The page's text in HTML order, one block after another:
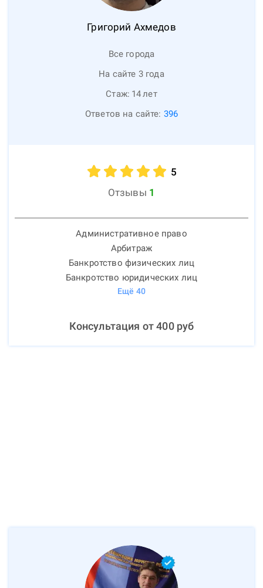
Григорий Ахмедов
Все города
На сайте 3 года
Стаж: 14лет
Ответов на сайте: 396
5
Отзывы 1
Административное право
Арбитраж
Банкротство физических лиц
Банкротство юридических лиц
Ещё 40
Консультация от400руб